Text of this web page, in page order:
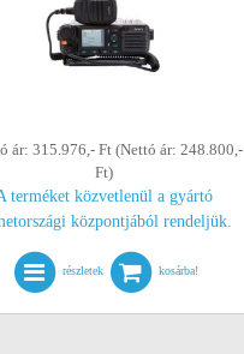
ár: 315.976,- Ft (Nettó ár: 248.800,-
Ft)
terméket közvetlenül a gyártó
központjából rendeljük.
részletek kosárba!